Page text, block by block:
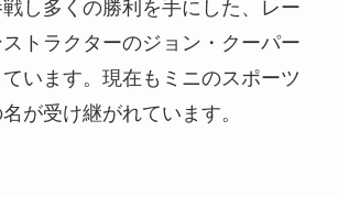
し多くの勝利を手にした、レー
トラクターのジョン・クーパー
います。現在もミニのスポーツ
が受け継がれています。